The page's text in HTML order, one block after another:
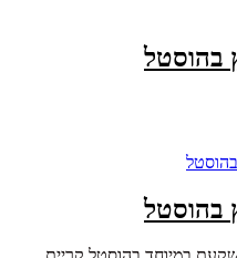
בהוסטל
בהוסטל